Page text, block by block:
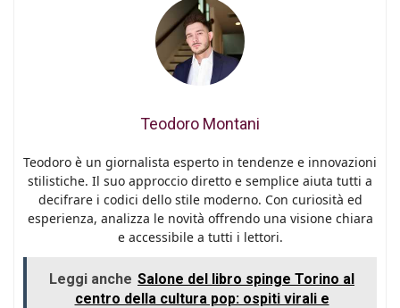
Teodoro Montani
Teodoro è un giornalista esperto in tendenze e innovazioni
stilistiche. Il suo approccio diretto e semplice aiuta tutti a
decifrare i codici dello stile moderno. Con curiosità ed
esperienza, analizza le novità offrendo una visione chiara
e accessibile a tutti i lettori.
Leggi anche Salone del libro spinge Torino al
centro della cultura pop: ospiti virali e